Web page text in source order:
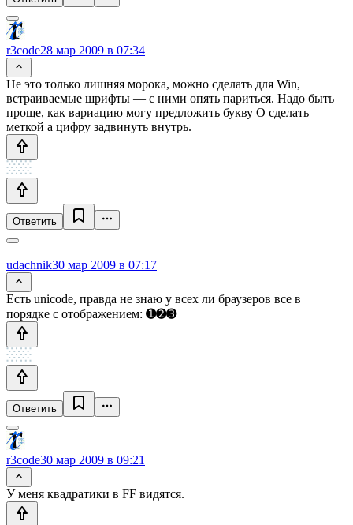
r3code28 мар 2009 в 07:34
Не это только лишняя морока, можно сделать для Win,
встраиваемые шрифты — с ними опять париться. Надо быть
проще, как вариацию могу предложить букву О сделать
меткой а цифру задвинуть внутрь.
Ответить
udachnik30 мар 2009 в 07:17
Есть unicode, правда не знаю у всех ли браузеров все в
порядке с отображением: ➊➋➌
Ответить
r3code30 мар 2009 в 09:21
У меня квадратики в FF видятся.